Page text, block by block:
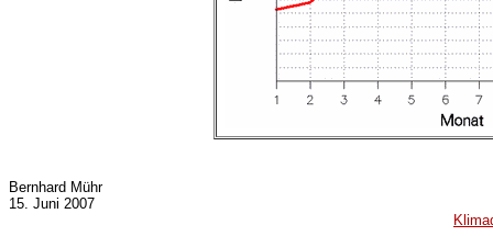
Bernhard Mühr
15. Juni 2007